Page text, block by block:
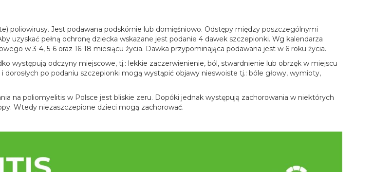
poliowirusy. Jest podawana podskórnie lub domięśniowo. Odstępy między poszczególnymi
uzyskać pełną ochronę dziecka wskazane jest podanie 4 dawek szczepionki. Wg kalendarza
w 3-4, 5-6 oraz 16-18 miesiącu życia. Dawka przypominająca podawana jest w 6 roku życia.
występują odczyny miejscowe, tj.: lekkie zaczerwienienie, ból, stwardnienie lub obrzęk w miejscu
po podaniu szczepionki mogą wystąpić objawy nieswoiste tj.: bóle głowy, wymioty,
na poliomyelitis w Polsce jest bliskie zeru. Dopóki jednak występują zachorowania w niektórych
Wtedy niezaszczepione dzieci mogą zachorować.